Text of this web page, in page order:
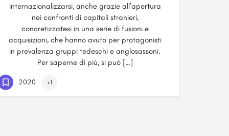
internazionalizzarsi, anche grazie all’apertura
nei confronti di capitali stranieri,
concretizzatesi in una serie di fusioni e
acquisizioni, che hanno avuto per protagonisti
in prevalenza gruppi tedeschi e anglosassoni.
Per saperne di più, si può […]
2020 +1